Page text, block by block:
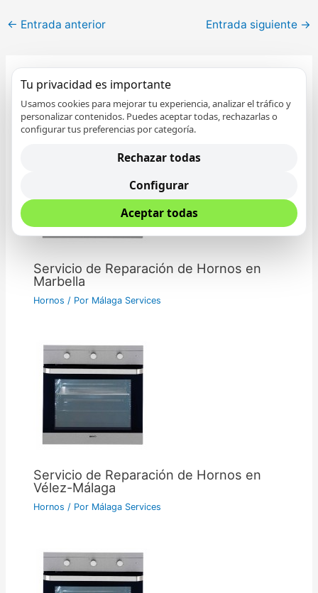
← Entrada anterior Entrada siguiente →
Entradas relacionadas
Servicio de Reparación de Hornos en
Marbella
Hornos / Por Málaga Services
Servicio de Reparación de Hornos en
Vélez-Málaga
Hornos / Por Málaga Services
Tu privacidad es importante
Usamos cookies para mejorar tu experiencia, analizar el tráfico y
personalizar contenidos. Puedes aceptar todas, rechazarlas o
configurar tus preferencias por categoría.
Rechazar todas
Configurar
Aceptar todas